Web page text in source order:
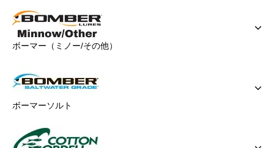
ボーマー（ミノー/その他）
ボーマーソルト